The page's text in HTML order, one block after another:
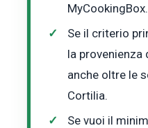
MyCookingBox.
Se il criterio
la provenienza
anche oltre le
Cortilia.
Se vuoi il